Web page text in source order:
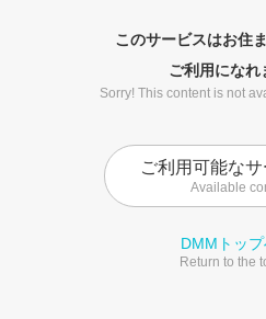
このサービスはお住
ご利用になれ
Sorry! This content is not
ご利用可能な
Available
DMMトッ
Return to the